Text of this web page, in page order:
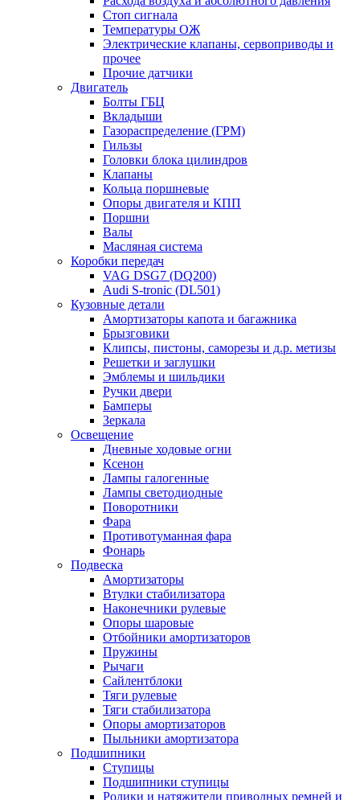
Стоп сигнала
Температуры ОЖ
Электрические клапаны, сервоприводы и
прочее
Прочие датчики
Двигатель
Болты ГБЦ
Вкладыши
Газораспределение (ГРМ)
Гильзы
Головки блока цилиндров
Клапаны
Кольца поршневые
Опоры двигателя и КПП
Поршни
Валы
Масляная система
Коробки передач
VAG DSG7 (DQ200)
Audi S-tronic (DL501)
Кузовные детали
Амортизаторы капота и багажника
Брызговики
Клипсы, пистоны, саморезы и д.р. метизы
Решетки и заглушки
Эмблемы и шильдики
Ручки двери
Бамперы
Зеркала
Освещение
Дневные ходовые огни
Ксенон
Лампы галогенные
Лампы светодиодные
Поворотники
Фара
Противотуманная фара
Фонарь
Подвеска
Амортизаторы
Втулки стабилизатора
Наконечники рулевые
Опоры шаровые
Отбойники амортизаторов
Пружины
Рычаги
Сайлентблоки
Тяги рулевые
Тяги стабилизатора
Опоры амортизаторов
Пыльники амортизатора
Подшипники
Ступицы
Подшипники ступицы
Ролики и натяжители приводных ремней и